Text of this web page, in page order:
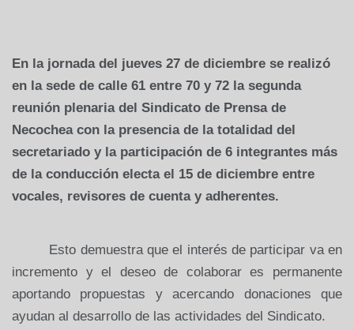
En la jornada del jueves 27 de diciembre se realizó
en la sede de calle 61 entre 70 y 72 la segunda
reunión plenaria del Sindicato de Prensa de
Necochea con la presencia de la totalidad del
secretariado y la participación de 6 integrantes más
de la conducción electa el 15 de diciembre entre
vocales, revisores de cuenta y adherentes.
Esto demuestra que el interés de participar va en
incremento y el deseo de colaborar es permanente
aportando propuestas y acercando donaciones que
ayudan al desarrollo de las actividades del Sindicato.